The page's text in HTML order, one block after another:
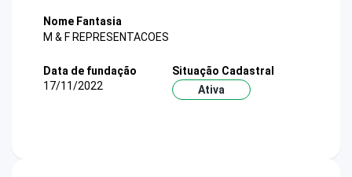
Nome Fantasia
M & F REPRESENTACOES
Data de fundação
17/11/2022
Situação Cadastral
Ativa